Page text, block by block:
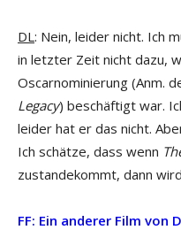
DL : Nein, leider nicht. Ich
in letzter Zeit nicht dazu,
Oscarnominierung (Anm.
Legacy) beschäftigt war.
leider hat er das nicht.
Ich schätze, dass wenn
zustandekommt, dann
FF: Ein anderer Film von